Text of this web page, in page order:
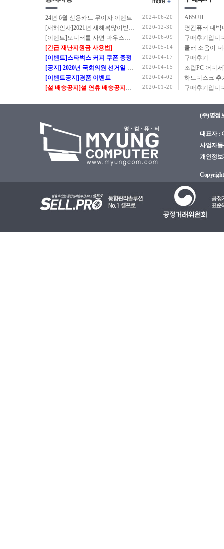
24년 6월 신용카드 무이자 이벤트 2024-06-20
[새해인사]2021년 새해복많이받으세요. 2020-12-30
[이벤트]모니터를 사면 마우스를 드립니다. 2020-06-09
[긴급 재난지원금 사용법] 2020-05-14
[이벤트]스타벅스 커피 쿠폰 증정 2020-04-17
[공지] 2020년 국회의원 선거일 정상근무 안내 2020-04-15
[이벤트공지]경품 이벤트 2020-04-02
[설 배송공지]설 연휴 배송공지입니다. 2020-01-20
A65UH
구매후기입니
쿨러 소음이
구매후기
구매후기입니
(주)명정
대표자 :
사업자등
개인정